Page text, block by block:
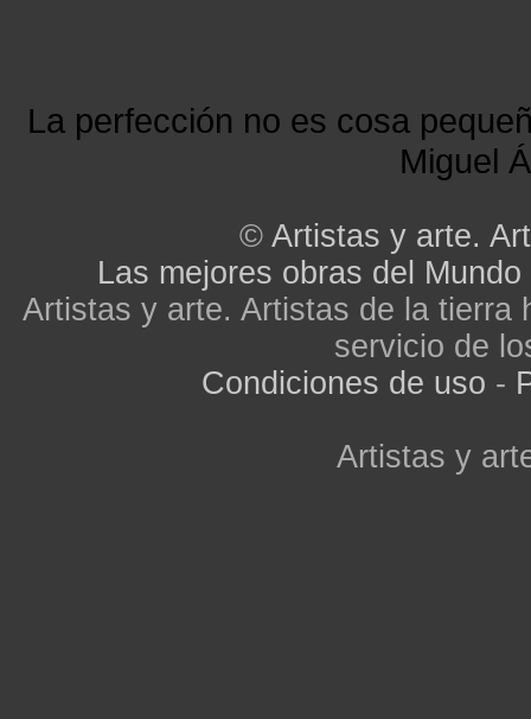
La perfección no es cosa
Miguel
© Artistas y arte.
Las mejores obras del Mundo
Artistas y arte. Artistas de la tierra
servicio de
Condiciones de uso -
Artistas y